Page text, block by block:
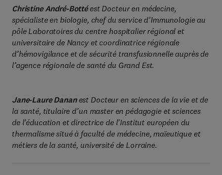
Christine André-Bottéest Docteur en médecine,
spécialiste en biologie, chef du service d’Immunologie au
pôle Laboratoires du centre hospitalier régional et
universitaire de Nancy et coordinatrice régionale
d’hémovigilance et de sécurité transfusionnelle auprès de
l’agence régionale de santé du Grand Est.
Jane-Laure Dananest Docteur en sciences de la vie et de
la santé, titulaire d’un master en pédagogie et sciences
de l’éducation et directrice de l’Institut européen du
thermalisme situé à faculté de médecine, maïeutique et
métiers de la santé, université de Lorraine.